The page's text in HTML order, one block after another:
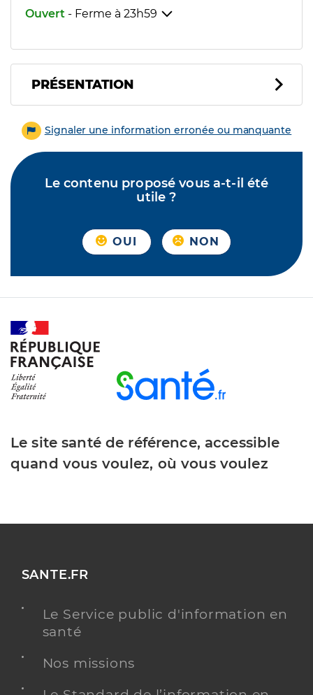
Ouvert - Ferme à 23h59
PRÉSENTATION
Signaler une information erronée ou manquante
Le contenu proposé vous a-t-il été
utile ?
OUI NON
Le site santé de référence, accessible
quand vous voulez, où vous voulez
SANTE.FR
Le Service public d'information en
santé
Nos missions